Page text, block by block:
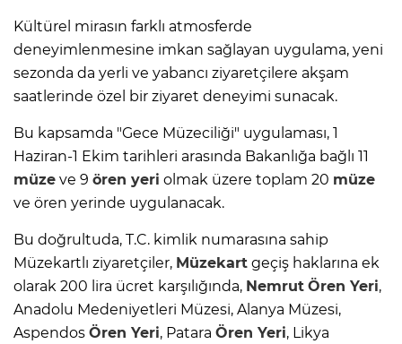
Kültürel mirasın farklı atmosferde
deneyimlenmesine imkan sağlayan uygulama, yeni
sezonda da yerli ve yabancı ziyaretçilere akşam
saatlerinde özel bir ziyaret deneyimi sunacak.
Bu kapsamda "Gece Müzeciliği" uygulaması, 1
Haziran-1 Ekim tarihleri arasında Bakanlığa bağlı 11
müze ve 9 ören yeri olmak üzere toplam 20 müze
ve ören yerinde uygulanacak.
Bu doğrultuda, T.C. kimlik numarasına sahip
Müzekartlı ziyaretçiler, Müzekart geçiş haklarına ek
olarak 200 lira ücret karşılığında, Nemrut Ören Yeri,
Anadolu Medeniyetleri Müzesi, Alanya Müzesi,
Aspendos Ören Yeri, Patara Ören Yeri, Likya